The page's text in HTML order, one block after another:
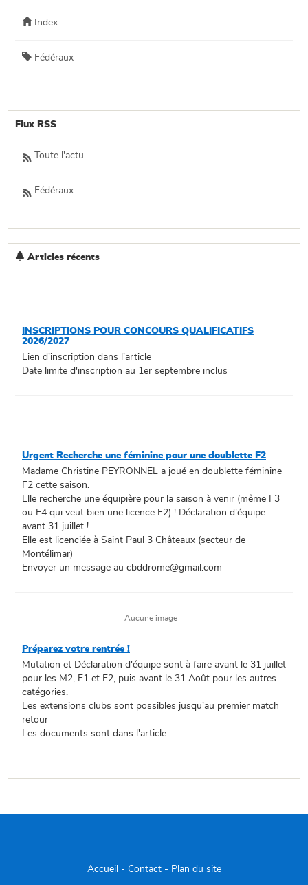
Index
Fédéraux
Flux RSS
Toute l'actu
Fédéraux
Articles récents
INSCRIPTIONS POUR CONCOURS QUALIFICATIFS
2026/2027
Lien d'inscription dans l'article
Date limite d'inscription au 1er septembre inclus
Urgent Recherche une féminine pour une doublette F2
Madame Christine PEYRONNEL a joué en doublette féminine
F2 cette saison.
Elle recherche une équipière pour la saison à venir (même F3
ou F4 qui veut bien une licence F2) ! Déclaration d'équipe
avant 31 juillet !
Elle est licenciée à Saint Paul 3 Châteaux (secteur de
Montélimar)
Envoyer un message au cbddrome@gmail.com
Aucune image
Préparez votre rentrée !
Mutation et Déclaration d'équipe sont à faire avant le 31 juillet
pour les M2, F1 et F2, puis avant le 31 Août pour les autres
catégories.
Les extensions clubs sont possibles jusqu'au premier match
retour
Les documents sont dans l'article.
Accueil - Contact- Plan du site